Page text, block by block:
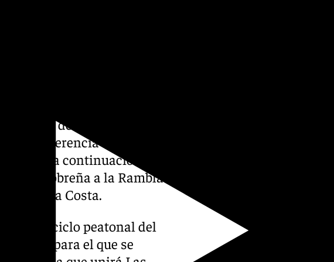
a Bienestar Animal,
de Fuente Vaqueros o la
de animales
impulso de los grandes
en referencia a la senda
para la continuación de
Salobreña a la Rambla
Costa.
al carril ciclo peatonal del
Aérea, para el que se